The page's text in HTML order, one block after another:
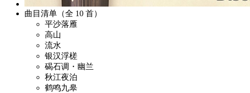
曲目清单（全 10 首）
平沙落雁
高山
流水
银汉浮槎
碣石调・幽兰
秋江夜泊
鹤鸣九皋